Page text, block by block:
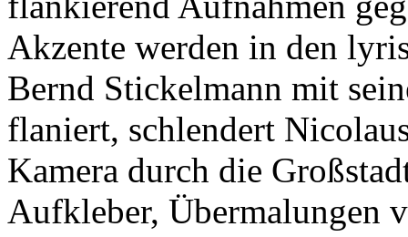
Akzente werden in den
Bernd Stickelmann mit
flaniert, schlendert
Kamera durch die
Aufkleber, Übermalungen